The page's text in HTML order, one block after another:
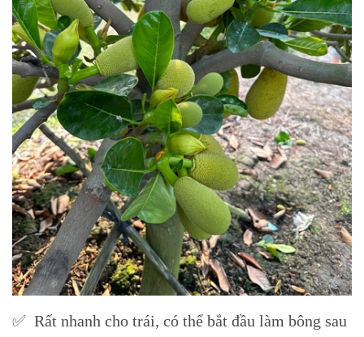
✅ Rất nhanh cho trái, có thể bắt đầu làm bông sau